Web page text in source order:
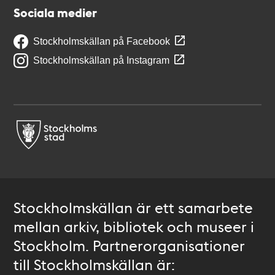
Sociala medier
Stockholmskällan på Facebook
Stockholmskällan på Instagram
Stockholmskällan är ett samarbete
mellan arkiv, bibliotek och museer i
Stockholm. Partnerorganisationer
till Stockholmskällan är: